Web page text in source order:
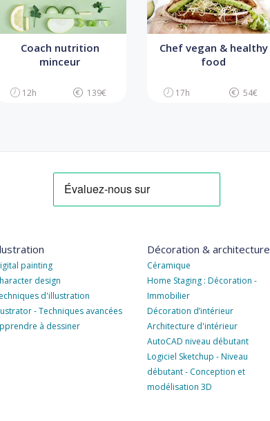
Coach nutrition
minceur
12h 139€
Chef vegan & healthy
food
17h 54€
painting
design
d'illustration
- Techniques avancées
à dessiner
Décoration & architecture
Céramique
Home Staging : Décoration -
Immobilier
Décoration d’intérieur
Architecture d'intérieur
AutoCAD niveau débutant
Logiciel Sketchup - Niveau
débutant - Conception et
modélisation 3D